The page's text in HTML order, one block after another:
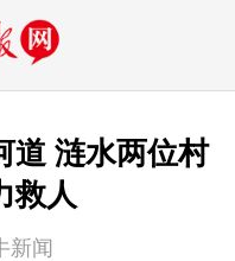
道 涟水两位村
救人
新闻